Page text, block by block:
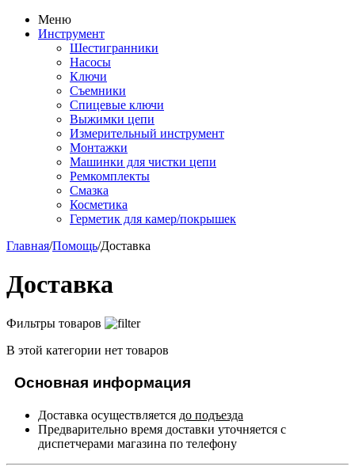
Меню
Инструмент
Шестигранники
Насосы
Ключи
Съемники
Спицевые ключи
Выжимки цепи
Измерительный инструмент
Монтажки
Машинки для чистки цепи
Ремкомплекты
Смазка
Косметика
Герметик для камер/покрышек
Главная/Помощь/Доставка
Доставка
Фильтры товаров
В этой категории нет товаров
Основная информация
Доставка осуществляется до подъезда
Предварительно время доставки уточняется с
диспетчерами магазина по телефону